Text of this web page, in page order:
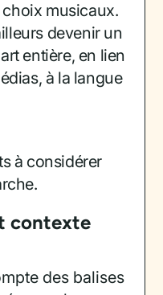
musicaux.
devenir un
entière, en lien
à la langue
à considérer
contexte
des balises